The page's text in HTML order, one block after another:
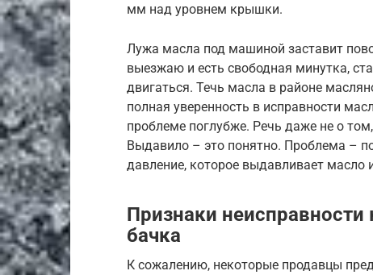
мм над уровнем крышки.
Лужа масла под машиной заставит
выезжаю и есть свободная минутка,
двигаться. Течь масла в районе
полная уверенность в исправности
проблеме поглубже. Речь даже не о
Выдавило – это понятно. Проблема –
давление, которое выдавливает масло
Признаки
бачка
К сожалению, некоторые продавцы